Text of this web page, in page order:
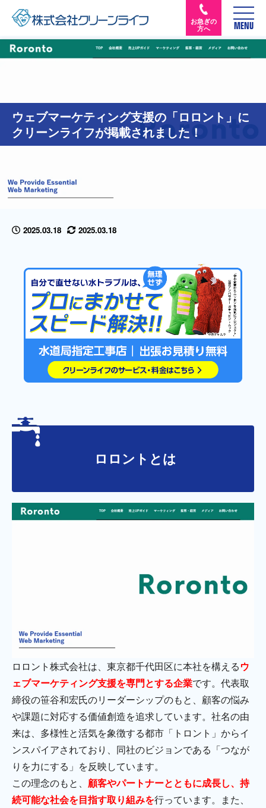
お急ぎの
方へ
MENU
ウェブマーケティング支援の「ロロント」に
クリーンライフが掲載されました！
2025.03.18 2025.03.18
ロロントとは
ロロント株式会社は、東京都千代田区に本社を構えるウ
ェブマーケティング支援を専門とする企業です。代表取
締役の笹谷和宏氏のリーダーシップのもと、顧客の悩み
や課題に対応する価値創造を追求しています。社名の由
来は、多様性と活気を象徴する都市「トロント」からイ
ンスパイアされており、同社のビジョンである「つなが
りを力にする」を反映しています。
この理念のもと、 顧客やパートナーとともに成長し、持
続可能な社会を目指す取り組みを行っています。また、